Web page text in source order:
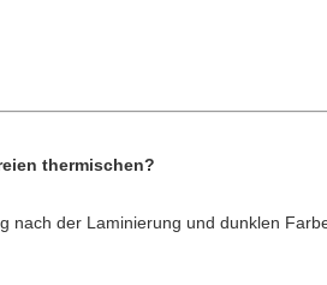
thermischen?
nach der Laminierung und dunklen